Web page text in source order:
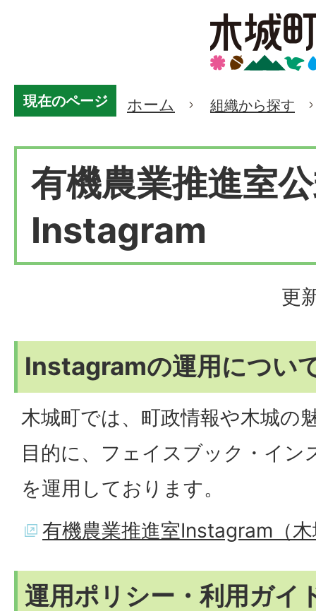
現在のページ ホーム 組織から探す
有機農業推進室
Instagram
更
Instagramの運用につい
木城町では、町政情報や木城の
目的に、フェイスブック・イン
を運用しております。
有機農業推進室Instagram（
運用ポリシー・利用ガイ